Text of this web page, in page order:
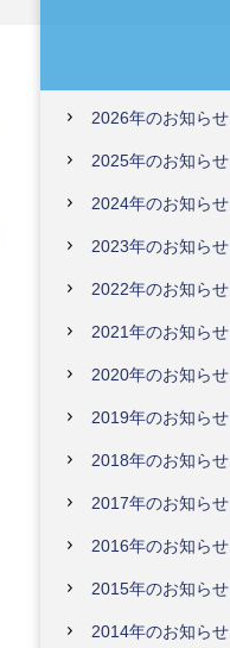
2026年のお知らせ
2025年のお知らせ
2024年のお知らせ
2023年のお知らせ
2022年のお知らせ
2021年のお知らせ
2020年のお知らせ
2019年のお知らせ
2018年のお知らせ
2017年のお知らせ
2016年のお知らせ
2015年のお知らせ
2014年のお知らせ